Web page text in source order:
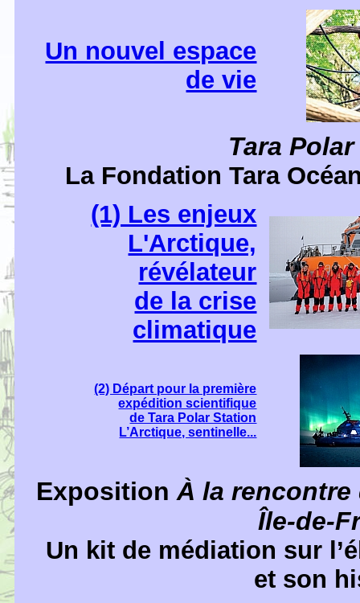
Un nouvel espace
de vie
Tara
La Fondation Tara
(1) Les enjeux
L'Arctique,
révélateur
de la crise
climatique
(2) Départ pour la première
expédition scientifique
de Tara Polar Station
L’Arctique, sentinelle...
ExpositionÀ la rencontre
Île-de-
Un kit de médiation sur
et son